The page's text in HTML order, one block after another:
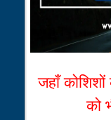
जहाँ कोशिशों
को